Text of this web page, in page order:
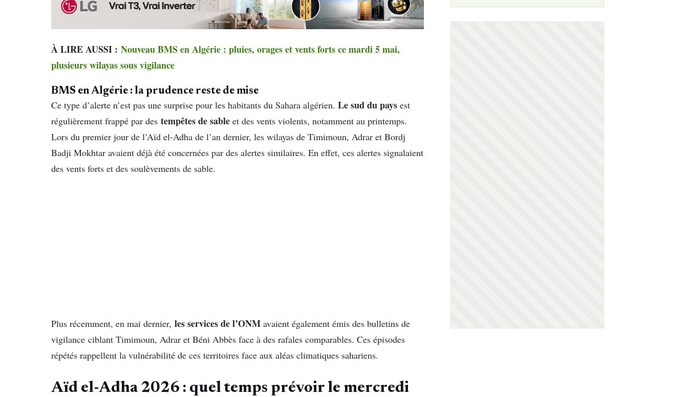
À LIRE AUSSI : Nouveau BMS en Algérie : pluies, orages et vents forts ce mardi 5 mai,
plusieurs wilayas sous vigilance
BMS en Algérie : la prudence reste de mise
Ce type d’alerte n’est pas une surprise pour les habitants du Sahara algérien. Le sud du pays est
régulièrement frappé par des tempêtes de sable et des vents violents, notamment au printemps.
Lors du premier jour de l’Aïd el-Adha de l’an dernier, les wilayas de Timimoun, Adrar et Bordj
Badji Mokhtar avaient déjà été concernées par des alertes similaires. En effet, ces alertes signalaient
des vents forts et des soulèvements de sable.
Plus récemment, en mai dernier, les services de l’ONM avaient également émis des bulletins de
vigilance ciblant Timimoun, Adrar et Béni Abbès face à des rafales comparables. Ces épisodes
répétés rappellent la vulnérabilité de ces territoires face aux aléas climatiques sahariens.
Aïd el-Adha 2026 : quel temps prévoir le mercredi